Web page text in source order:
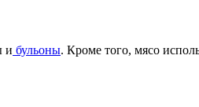
и бульоны. Кроме того, мясо